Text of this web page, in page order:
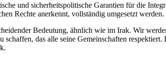
und sicherheitspolitische Garantien für die
Rechte anerkennt, vollständig umgesetzt werden.
Bedeutung, ähnlich wie im Irak. Wir
das alle seine Gemeinschaften